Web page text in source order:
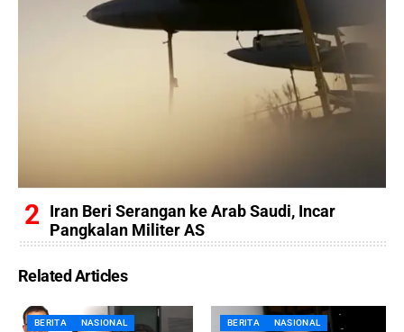
Iran Beri Serangan ke Arab Saudi, Incar
Pangkalan Militer AS
Related Articles
BERITA NASIONAL BERITA NASIONAL